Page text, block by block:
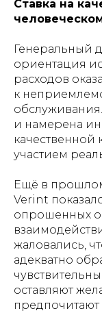
Ставка на
Генеральный
ориентация
расходов
к
и намерена
качественной
участием
Ещё в
Verint
опрошенных
жаловались,
адекватно
оставляют